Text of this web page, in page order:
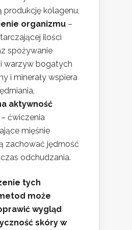
produkcję kolagenu,
organizmu –
ilości
spożywanie
warzyw bogatych
i minerały wspiera
aktywność
– ćwiczenia
mięśnie
zachować jędrność
odchudzania.
tych
może
wygląd
skóry w